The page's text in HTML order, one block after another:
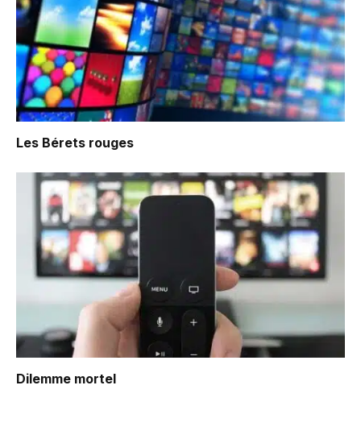
Les Bérets rouges
Dilemme mortel